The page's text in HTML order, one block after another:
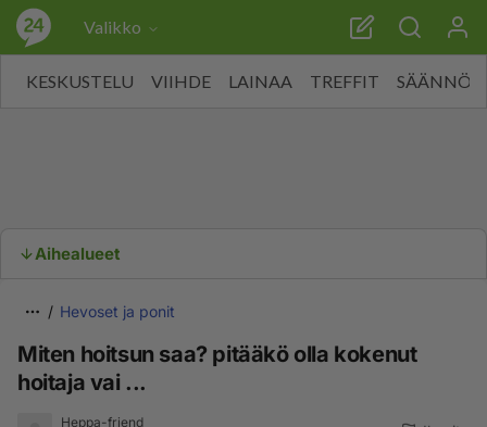
Valikko
KESKUSTELU VIIHDE LAINAA TREFFIT SÄÄNNÖT
Aihealueet
Hevoset ja ponit
Miten hoitsun saa? pitääkö olla kokenut
hoitaja vai ...
Heppa-friend